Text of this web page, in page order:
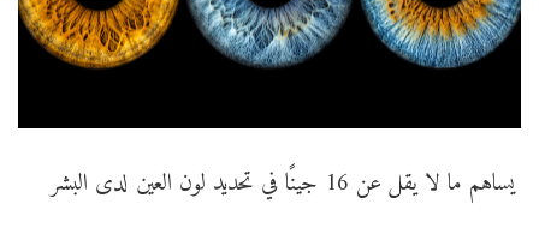
يساهم ما لا يقل عن 16 جينًا في تحديد لون العين لدى البشر